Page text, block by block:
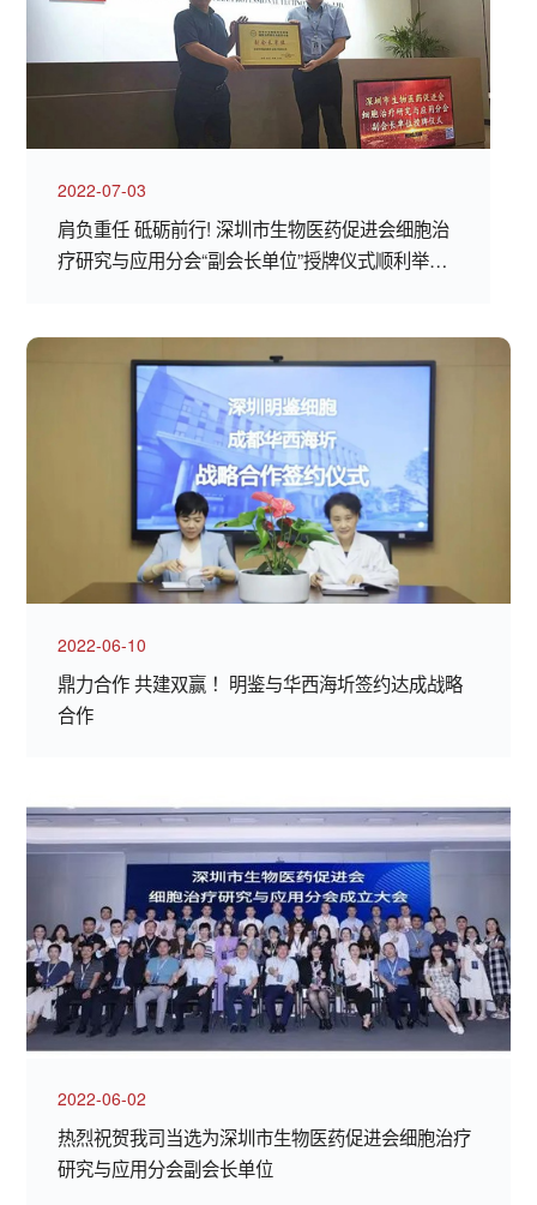
2022-07-03
肩负重任 砥砺前行! 深圳市生物医药促进会细胞治
疗研究与应用分会“副会长单位”授牌仪式顺利举
2022-06-10
鼎力合作 共建双赢 ！明鉴与华西海圻签约达成战略
合作
2022-06-02
热烈祝贺我司当选为深圳市生物医药促进会细胞治疗
研究与应用分会副会长单位